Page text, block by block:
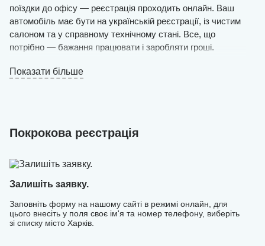
поїздки до офісу — реєстрація проходить онлайн. Ваш
автомобіль має бути на українській реєстрації, із чистим
салоном та у справному технічному стані. Все, що
потрібно — бажання працювати і заробляти гроші.
рішення менеджерів.
планшетів, де можна приймати замовлення, відстежувати
команди професіоналів і почніть заробляти з U-Drivers
Показати більше
Покрокова реєстрація
Залишіть заявку.
Заповніть форму на нашому сайті в режимі онлайн, для
цього внесіть у поля своє ім'я та номер телефону, виберіть
зі списку місто Харків.